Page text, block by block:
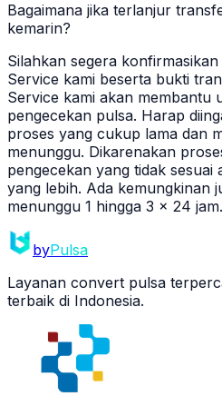
Bagaimana jika terlanjur
kemarin?
Silahkan segera
Service kami beserta bukti
Service kami akan membantu
pengecekan pulsa. Harap
proses yang cukup lama dan
menunggu. Dikarenakan
pengecekan yang tidak sesuai
yang lebih. Ada kemungkinan
menunggu 1 hingga 3 x 24 jam.
byPulsa
Layanan convert pulsa
terbaik di Indonesia.